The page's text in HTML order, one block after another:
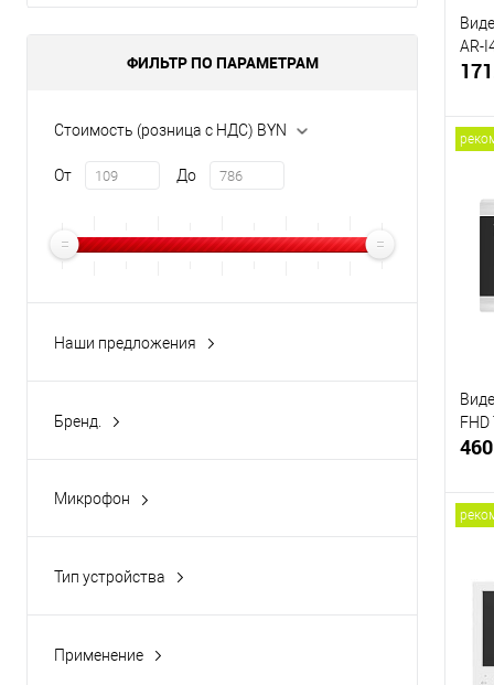
ФИЛЬТР ПО ПАРАМЕТРАМ
Стоимость (розница с НДС) BYN
От До
Наши предложения
Бренд.
Микрофон
Тип устройства
Применение
AR-
В
FHD